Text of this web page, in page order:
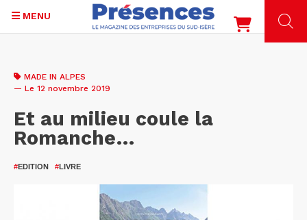
contenu
MENU
MADE IN ALPES
— Le 12 novembre 2019
Et au milieu coule la
Romanche…
#EDITION #LIVRE